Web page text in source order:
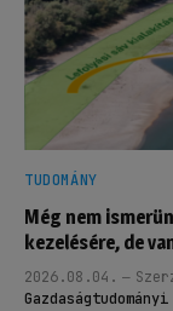
TUDOMÁNY
Még nem
kezelésére, de
2026.08.04.